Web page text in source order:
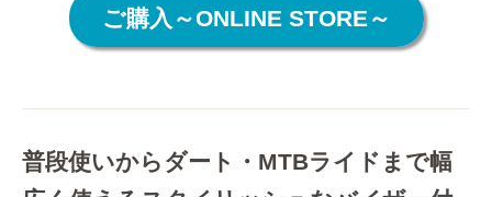
ご購入～ONLINE STORE～
普段使いからダート・MTBライドまで幅